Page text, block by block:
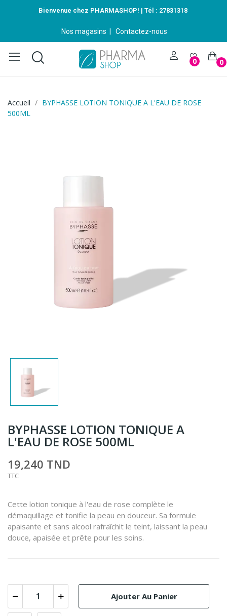
Bienvenue chez PHARMASHOP! | Tél : 27831318
Nos magasins Contactez-nous
0 0
Accueil
BYPHASSE LOTION TONIQUE A L'EAU DE ROSE
500ML
BYPHASSE LOTION TONIQUE A
L'EAU DE ROSE 500ML
19,240 TND
TTC
Cette lotion tonique à l'eau de rose complète le
démaquillage et tonifie la peau en douceur. Sa formule
apaisante et sans alcool rafraîchit le teint, laissant la peau
douce, apaisée et prête pour les soins.
Ajouter Au Panier